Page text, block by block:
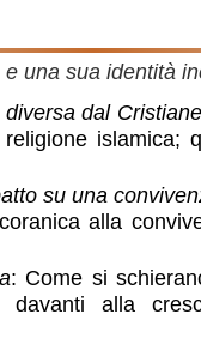
una sua identità
dal
islamica;
su una
alla
: Come si
davanti alla